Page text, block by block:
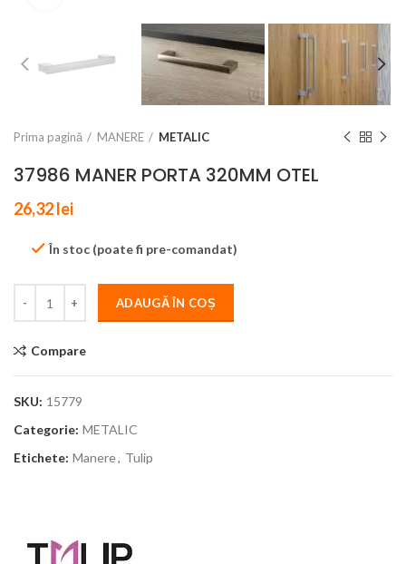
Prima pagină MANERE METALIC
37986 MANER PORTA 320MM OTEL
26,32lei
În stoc (poate fi pre-comandat)
ADAUGĂ ÎN COȘ
Compare
SKU: 15779
Categorie: METALIC
Etichete: Manere, Tulip